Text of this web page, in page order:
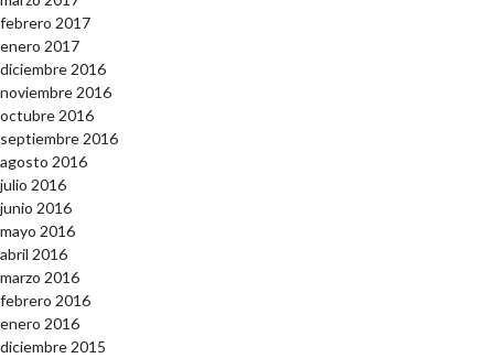
febrero 2017
enero 2017
diciembre 2016
noviembre 2016
octubre 2016
septiembre 2016
agosto 2016
julio 2016
junio 2016
mayo 2016
abril 2016
marzo 2016
febrero 2016
enero 2016
diciembre 2015